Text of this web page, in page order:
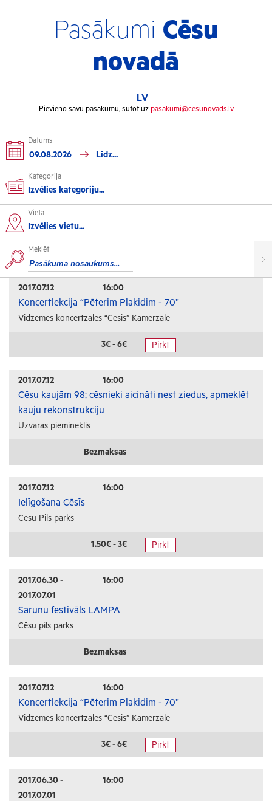
Pasākumi Cēsu
novadā
LV
Pievieno savu pasākumu, sūtot uz pasakumi@cesunovads.lv
Datums
Kategorija
Izvēlies kategoriju...
Kultūra
Izstādes
Koncerti
Izrādes
Festivāli un svētki
Kino
Citi pasākumi
Sports
Florbols
Slēpošana
Izglītība
Konferences
Kursi un semināri
Radošās darbnīcas
Lekcijas
Interešu pasākumi
Ģimenēm ar bērniem
Vieta
Izvēlies vietu...
Meklēt
2017.07.12 16:00
Koncertlekcija “Pēterim Plakidim - 70”
Vidzemes koncertzāles “Cēsis” Kamerzāle
3€ - 6€ Pirkt
2017.07.12 16:00
Cēsu kaujām 98; cēsnieki aicināti nest ziedus, apmeklēt
kauju rekonstrukciju
Uzvaras piemineklis
Bezmaksas
2017.07.12 16:00
Ielīgošana Cēsīs
Cēsu Pils parks
1.50€ - 3€ Pirkt
2017.06.30 -
2017.07.01
16:00
Sarunu festivāls LAMPA
Cēsu pils parks
Bezmaksas
2017.07.12 16:00
Koncertlekcija “Pēterim Plakidim - 70”
Vidzemes koncertzāles “Cēsis” Kamerzāle
3€ - 6€ Pirkt
2017.06.30 -
2017.07.01
16:00